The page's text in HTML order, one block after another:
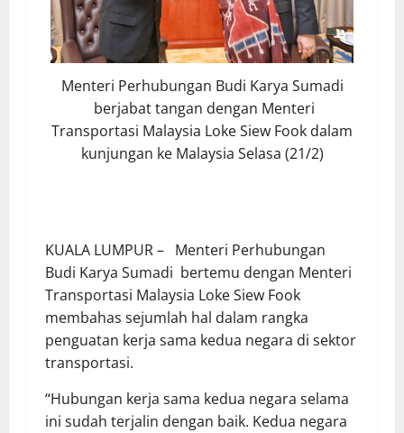
Menteri Perhubungan Budi Karya Sumadi
berjabat tangan dengan Menteri
Transportasi Malaysia Loke Siew Fook dalam
kunjungan ke Malaysia Selasa (21/2)
KUALA LUMPUR – Menteri Perhubungan
Budi Karya Sumadi bertemu dengan Menteri
Transportasi Malaysia Loke Siew Fook
membahas sejumlah hal dalam rangka
penguatan kerja sama kedua negara di sektor
transportasi.
“Hubungan kerja sama kedua negara selama
ini sudah terjalin dengan baik. Kedua negara